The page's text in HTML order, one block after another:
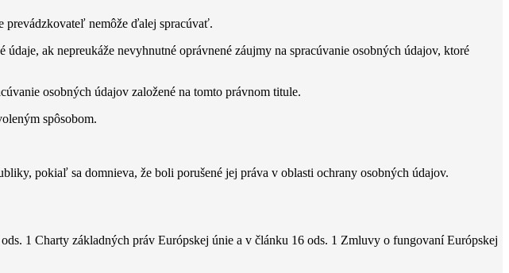
prevádzkovateľ nemôže ďalej spracúvať.
ak nepreukáže nevyhnutné oprávnené záujmy na spracúvanie osobných údajov, ktoré
osobných údajov založené na tomto právnom titule.
spôsobom.
pokiaľ sa domnieva, že boli porušené jej práva v oblasti ochrany osobných údajov.
1 Charty základných práv Európskej únie a v článku 16 ods. 1 Zmluvy o fungovaní Európskej